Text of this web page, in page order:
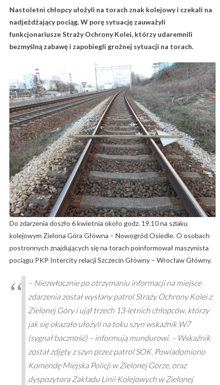
Nastoletni chłopcy ułożyli na torach znak kolejowy i czekali na
nadjeżdżający pociąg. W porę sytuację zauważyli
funkcjonariusze Straży Ochrony Kolei, którzy udaremnili
bezmyślną zabawę i zapobiegli groźnej sytuacji na torach.
Do zdarzenia doszło 6 kwietnia około godz. 19.10 na szlaku
kolejowym Zielona Góra Główna – Nowogród Osiedle. O osobach
postronnych znajdujących się na torach poinformował maszynista
pociągu PKP Intercity relacji Szczecin Główny – Wrocław Główny.
– Niezwłocznie po otrzymaniu informacji na miejsce
zdarzenia został wysłany patrol Straży Ochrony Kolei z
Zielonej Góry i ujął trzech 13-letnich chłopców, którzy
jak się okazało ułożyli na toku szyn wskaźnik W7
(sygnał baczność) – informują mundurowi. – Wskaźnik
został zdjęty z szyn przez patrol SOK. Powiadomiono
Komendę Miejska Policji w Zielonej Górze, oraz
dyspozytora Zakładu Linii Kolejowych w Zielonej